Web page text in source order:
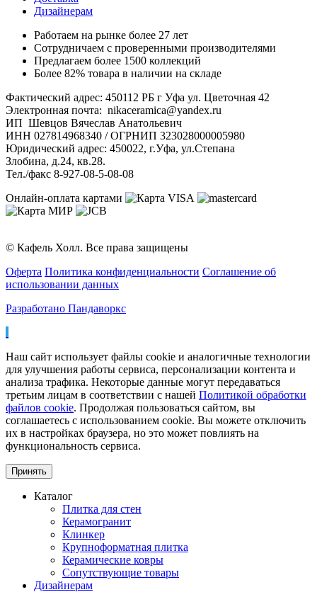
Дизайнерам
Работаем на рынке более 27 лет
Сотрудничаем с проверенными производителями
Предлагаем более 1500 коллекций
Более 82% товара в наличии на складе
Фактический адрес: 450112 РБ г Уфа ул. Цветочная 42
Электронная почта: nikaceramica@yandex.ru
ИП Шевцов Вячеслав Анатольевич
ИНН 027814968340 / ОГРНИП 323028000005980
Юридический адрес: 450022, г.Уфа, ул.Степана
Злобина, д.24, кв.28.
Тел./факс 8-927-08-5-08-08
Онлайн-оплата картами
© Кафель Холл. Все права защищены
Оферта Политика конфиденциальности Соглашение об
использовании данных
Разработано Пандаворкс
Наш сайт использует файлы cookie и аналогичные технологии
для улучшения работы сервиса, персонализации контента и
анализа трафика. Некоторые данные могут передаваться
третьим лицам в соответствии с нашей Политикой обработки
файлов cookie. Продолжая пользоваться сайтом, вы
соглашаетесь с использованием cookie. Вы можете отключить
их в настройках браузера, но это может повлиять на
функциональность сервиса.
Принять
Каталог
Плитка для стен
Керамогранит
Клинкер
Крупноформатная плитка
Керамические ковры
Сопутствующие товары
Дизайнерам